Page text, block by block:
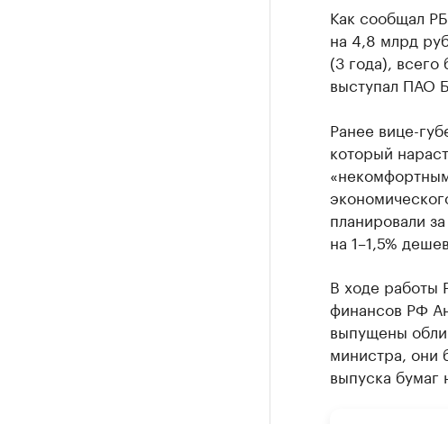
Как сообщал
на 4,8 млрд
(3 года),
выступал ПАО
Ранее вице-
который
планировали
на 1–1,5%
В ходе работы
финансов РФ
выпущены
министра, они
выпуска бумаг